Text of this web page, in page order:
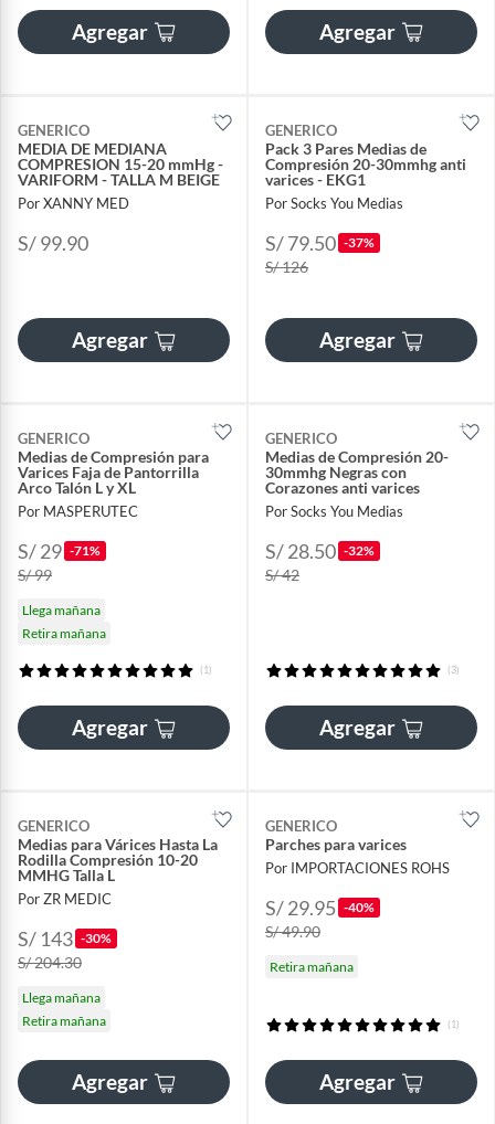
Agregar Agregar
GENERICO
MEDIA DE MEDIANA
COMPRESION 15-20 mmHg -
VARIFORM - TALLA M BEIGE
Por XANNY MED
S/ 99.90
Agregar
GENERICO
Pack 3 Pares Medias de
Compresión 20-30mmhg anti
varices - EKG1
Por Socks You Medias
S/ 79.50 -37%
S/ 126
Agregar
GENERICO
Medias de Compresión para
Varices Faja de Pantorrilla
Arco Talón L y XL
Por MASPERUTEC
S/ 29 -71%
S/ 99
Llega mañana
Retira mañana
(1)
Agregar
GENERICO
Medias de Compresión 20-
30mmhg Negras con
Corazones anti varices
Por Socks You Medias
S/ 28.50 -32%
S/ 42
(3)
Agregar
GENERICO
Medias para Várices Hasta La
Rodilla Compresión 10-20
MMHG Talla L
Por ZR MEDIC
S/ 143 -30%
S/ 204.30
Llega mañana
Retira mañana
Agregar
GENERICO
Parches para varices
Por IMPORTACIONES ROHS
S/ 29.95 -40%
S/ 49.90
Retira mañana
(1)
Agregar